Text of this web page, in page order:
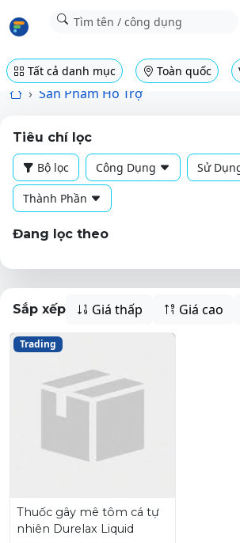
Tất cả danh mục Toàn quốc
Sản Phẩm Hỗ Trợ
Tiêu chí lọc
Bộ lọc
Công Dụng Sử
Thành Phần
Đang lọc theo
Sắp xếp Giá thấp Giá cao
Trading
Thuốc gây mê tôm cá tự
nhiên Durelax Liquid